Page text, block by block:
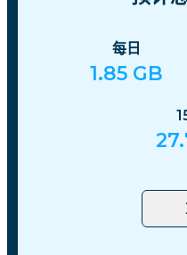
每日
1.85 GB